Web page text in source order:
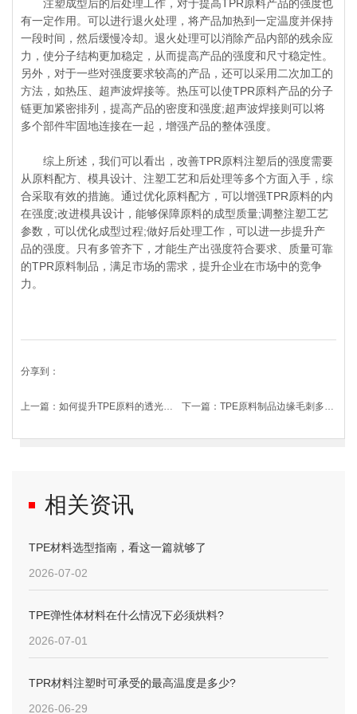
注塑成型后的后处理工作，对于提高TPR原料产品的强度也
有一定作用。可以进行退火处理，将产品加热到一定温度并保持
一段时间，然后缓慢冷却。退火处理可以消除产品内部的残余应
力，使分子结构更加稳定，从而提高产品的强度和尺寸稳定性。
另外，对于一些对强度要求较高的产品，还可以采用二次加工的
方法，如热压、超声波焊接等。热压可以使TPR原料产品的分子
链更加紧密排列，提高产品的密度和强度;超声波焊接则可以将
多个部件牢固地连接在一起，增强产品的整体强度。
综上所述，我们可以看出，改善TPR原料注塑后的强度需要
从原料配方、模具设计、注塑工艺和后处理等多个方面入手，综
合采取有效的措施。通过优化原料配方，可以增强TPR原料的内
在强度;改进模具设计，能够保障原料的成型质量;调整注塑工艺
参数，可以优化成型过程;做好后处理工作，可以进一步提升产
品的强度。只有多管齐下，才能生产出强度符合要求、质量可靠
的TPR原料制品，满足市场的需求，提升企业在市场中的竞争
力。
分享到：
上一篇：如何提升TPE原料的透光率? 下一篇： TPE原料制品边缘毛刺多，该如何优化去除?
相关资讯
TPE材料选型指南，看这一篇就够了
2026-07-02
TPE弹性体材料在什么情况下必须烘料?
2026-07-01
TPR材料注塑时可承受的最高温度是多少?
2026-06-29